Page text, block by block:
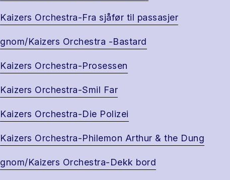
Kaizers Orchestra-Fra sjåfør til passasjer
gnom/Kaizers Orchestra -Bastard
Kaizers Orchestra-Prosessen
Kaizers Orchestra-Smil Far
Kaizers Orchestra-Die Polizei
Kaizers Orchestra-Philemon Arthur & the Dung
gnom/Kaizers Orchestra-Dekk bord